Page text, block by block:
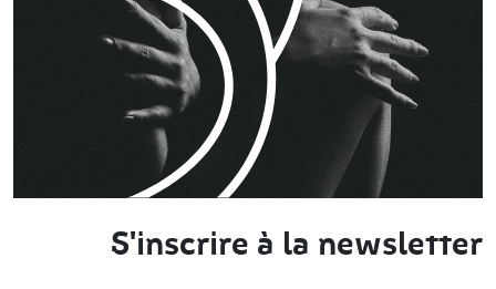
S'inscrire à la newsletter